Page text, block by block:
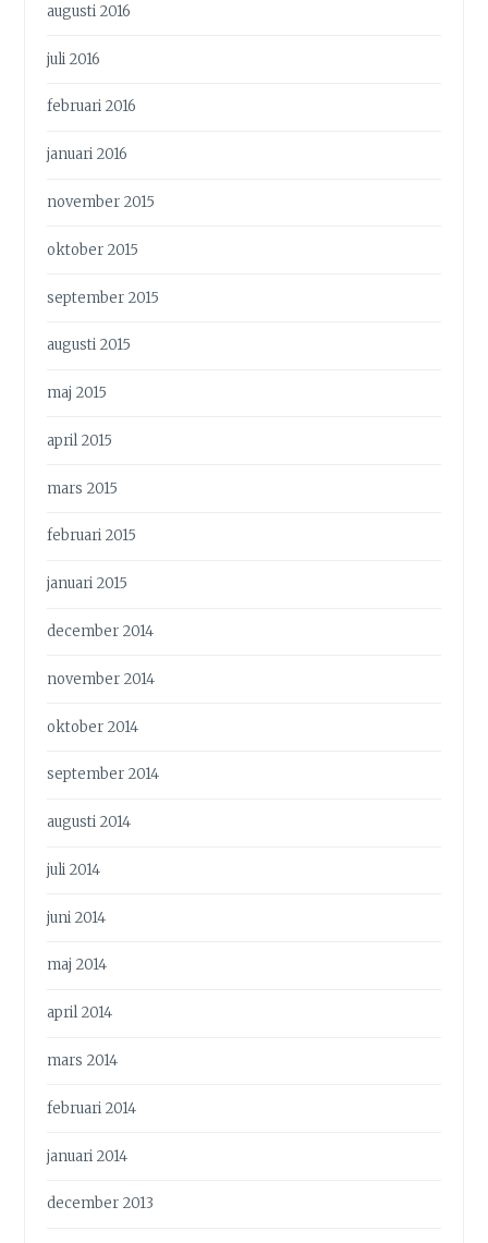
augusti 2016
juli 2016
februari 2016
januari 2016
november 2015
oktober 2015
september 2015
augusti 2015
maj 2015
april 2015
mars 2015
februari 2015
januari 2015
december 2014
november 2014
oktober 2014
september 2014
augusti 2014
juli 2014
juni 2014
maj 2014
april 2014
mars 2014
februari 2014
januari 2014
december 2013